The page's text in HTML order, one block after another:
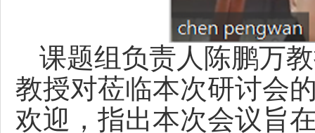
课题组负责人陈鹏万
教授对莅临本次研讨会
欢迎，指出本次会议旨